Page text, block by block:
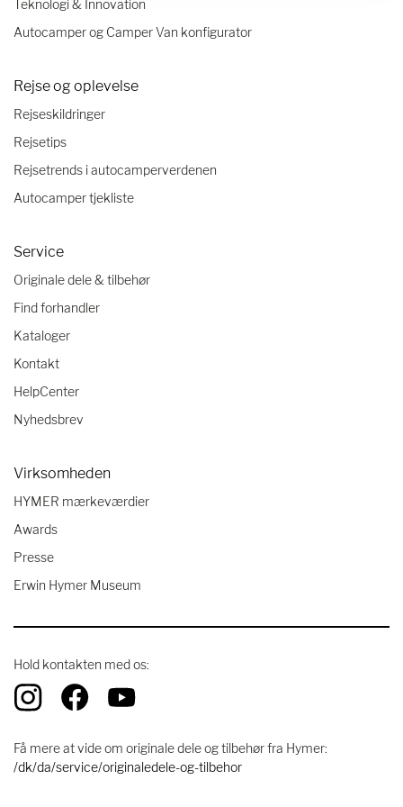
Teknologi & Innovation
Autocamper og Camper Van konfigurator
Rejse og oplevelse
Rejseskildringer
Rejsetips
Rejsetrends i autocamperverdenen
Autocamper tjekliste
Service
Originale dele & tilbehør
Find forhandler
Kataloger
Kontakt
HelpCenter
Nyhedsbrev
Virksomheden
HYMER mærkeværdier
Awards
Presse
Erwin Hymer Museum
Hold kontakten med os:
Få mere at vide om originale dele og tilbehør fra Hymer:
/dk/da/service/originaledele-og-tilbehor